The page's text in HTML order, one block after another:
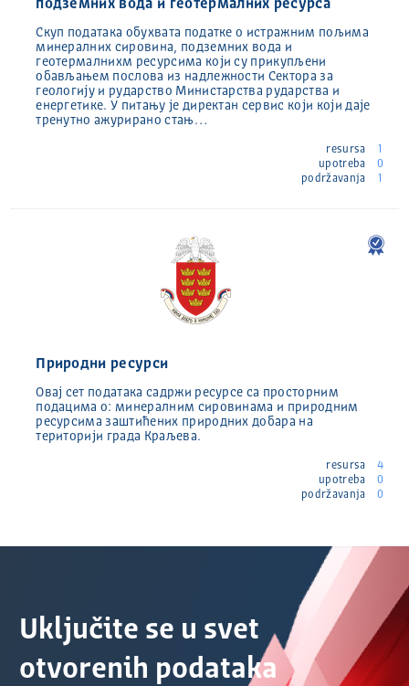
подземних вода и геотермалних ресурса
Скуп података обухвата податке о истражним пољима
минералних сировина, подземних вода и
геотермалнихм ресурсима који су прикупљени
обављањем послова из надлежности Сектора за
геологију и рударство Министарства рударства и
енергетике. У питању је директан сервис који који даје
тренутно ажурирано стањ…
resursa
1
upotreba
0
podržavanja
1
Природни ресурси
Овај сет података садржи ресурсе са просторним
подацима о: минералним сировинама и природним
ресурсима заштићених природних добара на
територији града Краљева.
resursa
4
upotreba
0
podržavanja
0
Uključite se u svet
otvorenih podataka